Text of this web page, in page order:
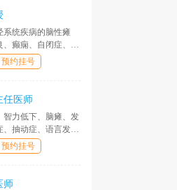
系统疾病的脑性瘫
、癫痫、自闭症、语
迟缓、口吃等儿童
疗，以及神经遗传
康复治疗。
预约挂号
任医师
智力低下、脑瘫、发
、抽动症、语言发育
、构音障碍、遗尿
熟、肥胖症等儿童
科研、指导、干预
预约挂号
师